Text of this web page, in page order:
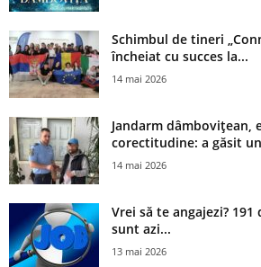
Schimbul de tineri
încheiat cu succes la...
14 mai 2026
Jandarm dâmbovițean,
corectitudine: a găsit
14 mai 2026
Vrei să te angajezi?
sunt azi...
13 mai 2026